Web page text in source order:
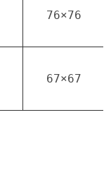
76×76
67×67